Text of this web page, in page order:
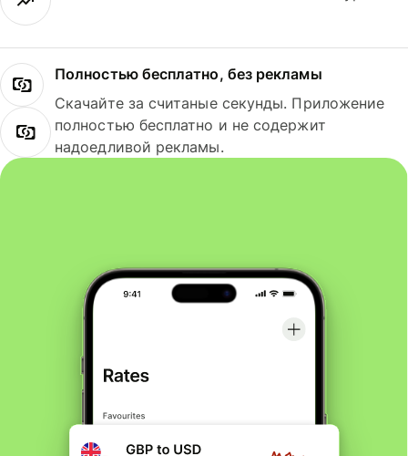
Полностью бесплатно, без рекламы
Скачайте за считаные секунды. Приложение
полностью бесплатно и не содержит
надоедливой рекламы.